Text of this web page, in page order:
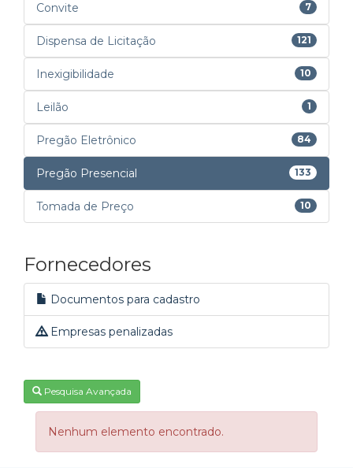
Convite 7
Dispensa de Licitação 121
Inexigibilidade 10
Leilão 1
Pregão Eletrônico 84
Pregão Presencial 133
Tomada de Preço 10
Fornecedores
Documentos para cadastro
Empresas penalizadas
Pesquisa Avançada
Nenhum elemento encontrado.